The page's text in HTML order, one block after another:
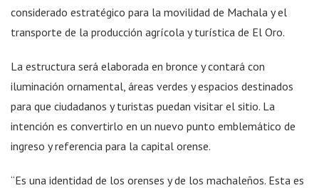
considerado estratégico para la movilidad de Machala y el
transporte de la producción agrícola y turística de El Oro.
La estructura será elaborada en bronce y contará con
iluminación ornamental, áreas verdes y espacios destinados
para que ciudadanos y turistas puedan visitar el sitio. La
intención es convertirlo en un nuevo punto emblemático de
ingreso y referencia para la capital orense.
“Es una identidad de los orenses y de los machaleños. Esta es